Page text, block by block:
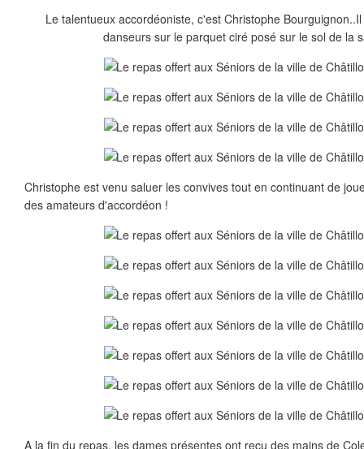
Le talentueux accordéoniste, c'est Christophe
danseurs sur le parquet ciré posé sur le sol de la
Christophe est venu saluer les convives tout en continuant de
des amateurs d'accordéon !
A la fin du repas, les dames présentes ont reçu des mains de